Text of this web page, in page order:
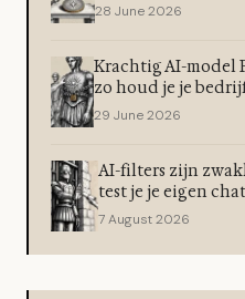
28 June 2026
Krachtig AI-model
zo houd je je
29 June 2026
AI-filters zijn
test je je eigen
7 August 2026